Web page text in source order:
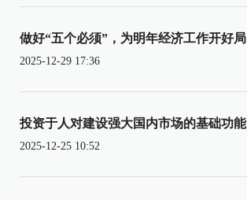
做好“五个必须”，为明年经济工作开好局
2025-12-29 17:36
投资于人对建设强大国内市场的基础功能
2025-12-25 10:52